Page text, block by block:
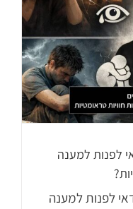
לפנות למענה
לפנות למענה